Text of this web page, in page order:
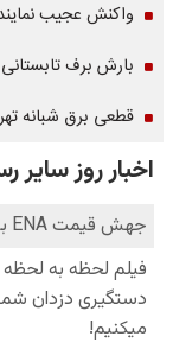
واکنش عجیب
بارش برف
قطعی برق شبانه